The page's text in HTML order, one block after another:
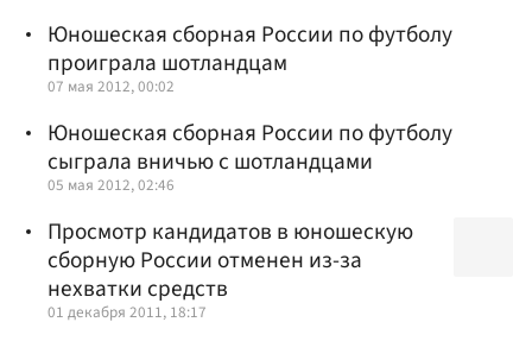
Юношеская сборная России по футболу
проиграла шотландцам
07 мая 2012, 00:02
Юношеская сборная России по футболу
сыграла вничью с шотландцами
05 мая 2012, 02:46
Просмотр кандидатов в юношескую
сборную России отменен из-за
нехватки средств
01 декабря 2011, 18:17